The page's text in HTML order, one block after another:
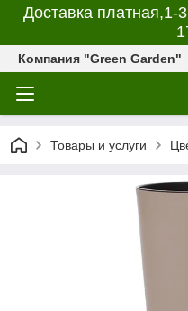
Доставка
Компания "Green Garden"
Товары и услуги